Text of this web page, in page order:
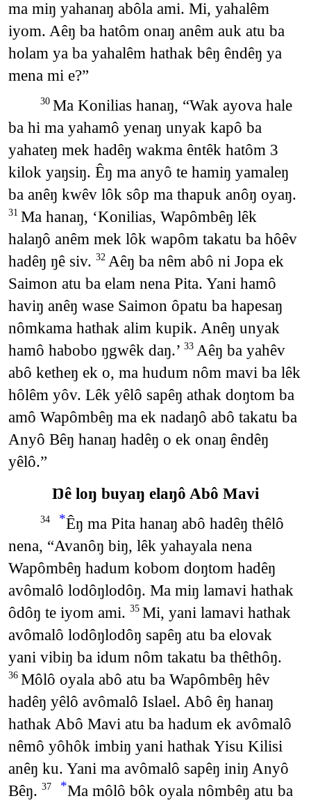
ma miŋ yahanaŋ abôla ami. Mi, yahalêm
iyom. Aêŋ ba hatôm onaŋ anêm auk atu ba
holam ya ba yahalêm hathak bêŋ êndêŋ ya
mena mi e?”
30 Ma Konilias hanaŋ, “Wak ayova hale
ba hi ma yahamô yenaŋ unyak kapô ba
yahateŋ mek hadêŋ wakma êntêk hatôm 3
kilok yaŋsiŋ. Êŋ ma anyô te hamiŋ yamaleŋ
ba anêŋ kwêv lôk sôp ma thapuk anôŋ oyaŋ.
31 Ma hanaŋ, ‘Konilias, Wapômbêŋ lêk
halaŋô anêm mek lôk wapôm takatu ba hôêv
hadêŋ ŋê siv. 32 Aêŋ ba nêm abô ni Jopa ek
Saimon atu ba elam nena Pita. Yani hamô
haviŋ anêŋ wase Saimon ôpatu ba hapesaŋ
nômkama hathak alim kupik. Anêŋ unyak
hamô habobo ŋgwêk daŋ.’ 33 Aêŋ ba yahêv
abô ketheŋ ek o, ma hudum nôm mavi ba lêk
hôlêm yôv. Lêk yêlô sapêŋ athak doŋtom ba
amô Wapômbêŋ ma ek nadaŋô abô takatu ba
Anyô Bêŋ hanaŋ hadêŋ o ek onaŋ êndêŋ
yêlô.”
Ŋê loŋ buyaŋ elaŋô Abô Mavi
34 *Êŋ ma Pita hanaŋ abô hadêŋ thêlô
nena, “Avanôŋ biŋ, lêk yahayala nena
Wapômbêŋ hadum kobom doŋtom hadêŋ
avômalô lodôŋlodôŋ. Ma miŋ lamavi hathak
ôdôŋ te iyom ami. 35 Mi, yani lamavi hathak
avômalô lodôŋlodôŋ sapêŋ atu ba elovak
yani vibiŋ ba idum nôm takatu ba thêthôŋ.
36 Môlô oyala abô atu ba Wapômbêŋ hêv
hadêŋ yêlô avômalô Islael. Abô êŋ hanaŋ
hathak Abô Mavi atu ba hadum ek avômalô
nêmô yôhôk imbiŋ yani hathak Yisu Kilisi
anêŋ ku. Yani ma avômalô sapêŋ iniŋ Anyô
Bêŋ. 37 *Ma môlô bôk oyala nômbêŋ atu ba